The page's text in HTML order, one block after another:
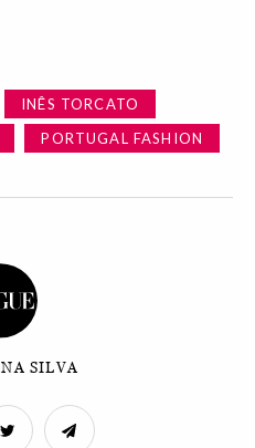
INÊS TORCATO
PORTUGAL FASHION
SILVA